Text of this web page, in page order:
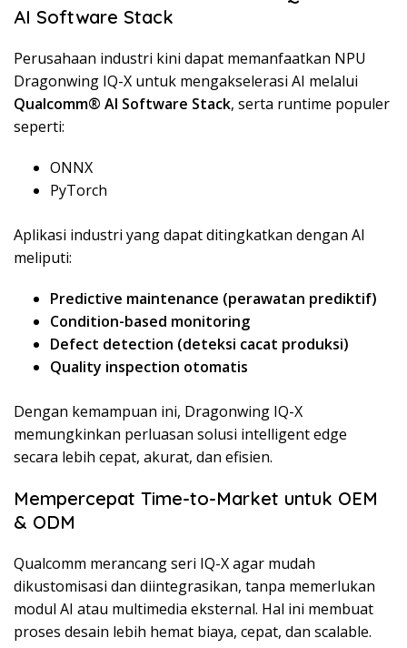
AI Software Stack
Perusahaan industri kini dapat memanfaatkan NPU
Dragonwing IQ-X untuk mengakselerasi AI melalui
Qualcomm® AI Software Stack, serta runtime populer
seperti:
ONNX
PyTorch
Aplikasi industri yang dapat ditingkatkan dengan AI
meliputi:
Predictive maintenance (perawatan prediktif)
Condition-based monitoring
Defect detection (deteksi cacat produksi)
Quality inspection otomatis
Dengan kemampuan ini, Dragonwing IQ-X
memungkinkan perluasan solusi intelligent edge
secara lebih cepat, akurat, dan efisien.
Mempercepat Time-to-Market untuk OEM
& ODM
Qualcomm merancang seri IQ-X agar mudah
dikustomisasi dan diintegrasikan, tanpa memerlukan
modul AI atau multimedia eksternal. Hal ini membuat
proses desain lebih hemat biaya, cepat, dan scalable.